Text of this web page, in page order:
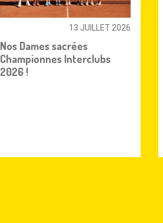
13 JUILLET 2026
Nos Dames sacrées
Championnes Interclubs
2026 !